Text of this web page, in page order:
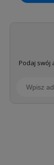
Podaj swój